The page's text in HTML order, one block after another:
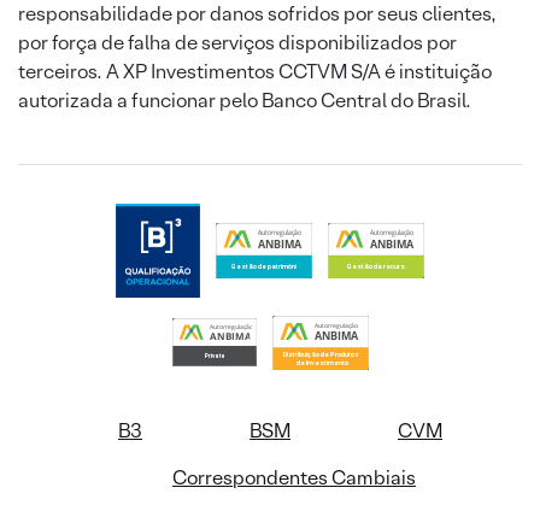
responsabilidade por danos sofridos por seus clientes,
por força de falha de serviços disponibilizados por
terceiros. A XP Investimentos CCTVM S/A é instituição
autorizada a funcionar pelo Banco Central do Brasil.
B3 BSM
CVM
Correspondentes Cambiais